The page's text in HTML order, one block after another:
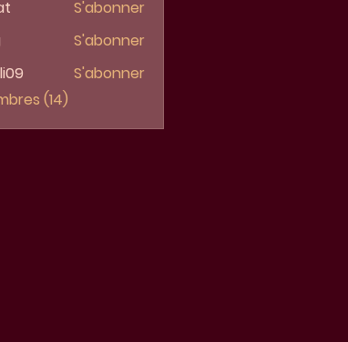
S'abonner
S'abonner
S'abonner
(14)